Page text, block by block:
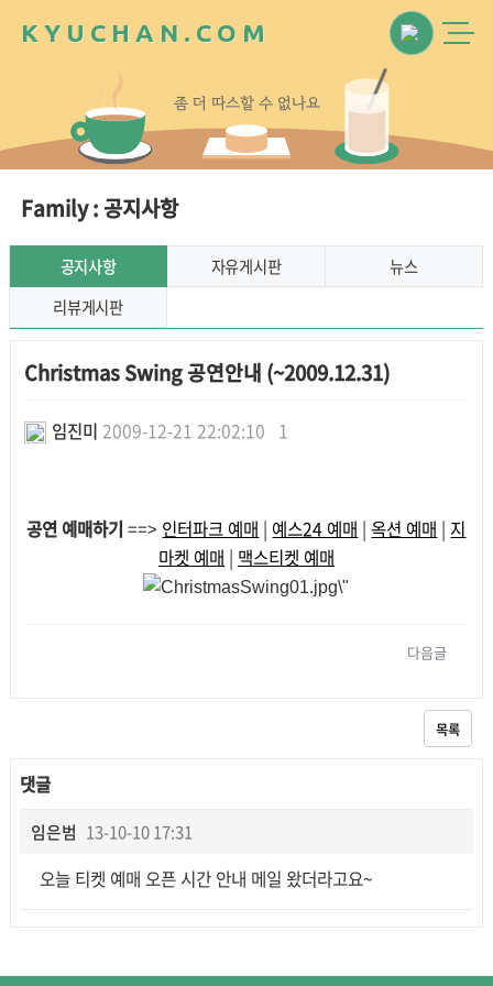
K Y U C H A N . C O M
좀 더 따스할 수 없나요
Family : 공지사항
공지사항 자유게시판
뉴스
리뷰게시판
Christmas Swing 공연안내 (~2009.12.31)
임진미 2009-12-21 22:02:10 1
공연 예매하기 ==> 인터파크 예매 | 예스24 예매 |옥션 예매 | 지
마켓 예매 | 맥스티켓 예매
다음글
목록
댓글
임은범 13-10-10 17:31
오늘 티켓 예매 오픈 시간 안내 메일 왔더라고요~